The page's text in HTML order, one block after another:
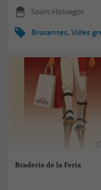
Soort-Hossegor
Brocantes, Vides
Braderie de la Feria